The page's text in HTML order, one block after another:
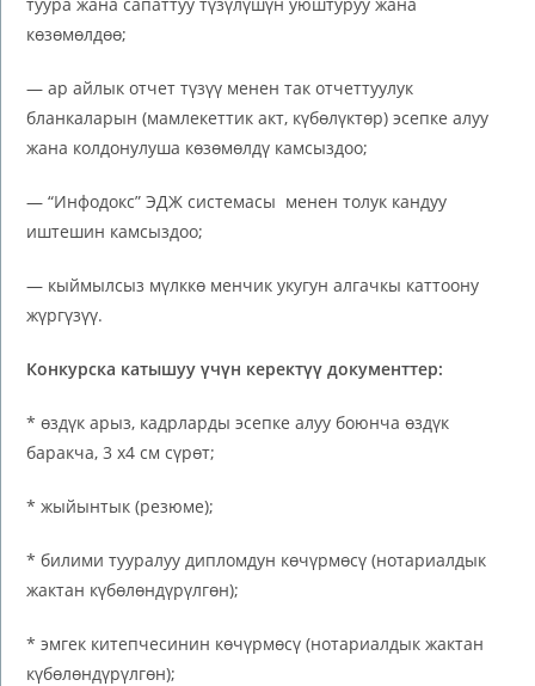
көзөмөлдөө;
— ар айлык отчет түзүү менен так отчеттуулук
бланкаларын (мамлекеттик акт, күбөлүктөр) эсепке алуу
жана колдонулуша көзөмөлдү камсыздоо;
— “Инфодокс” ЭДЖ системасы менен толук кандуу
иштешин камсыздоо;
— кыймылсыз мүлккө менчик укугун алгачкы каттоону
жүргүзүү.
Конкурска катышуу үчүн керектүү документтер:
* өздүк арыз, кадрларды эсепке алуу боюнча өздүк
баракча, 3 х4 см сүрөт;
* жыйынтык (резюме);
* билими тууралуу дипломдун көчүрмөсү (нотариалдык
жактан күбөлөндүрүлгөн);
* эмгек китепчесинин көчүрмөсү (нотариалдык жактан
күбөлөндүрүлгөн);